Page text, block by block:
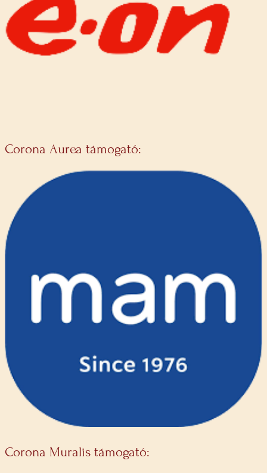
Corona Aurea támogató:
Corona Muralis támogató: